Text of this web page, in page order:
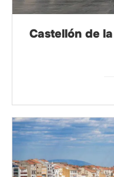
Castellón de